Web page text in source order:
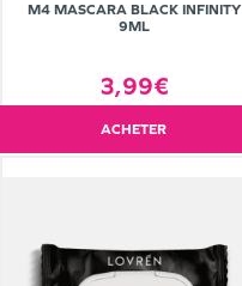
M4 MASCARA BLACK INFINITY
9ML
3,99€
ACHETER